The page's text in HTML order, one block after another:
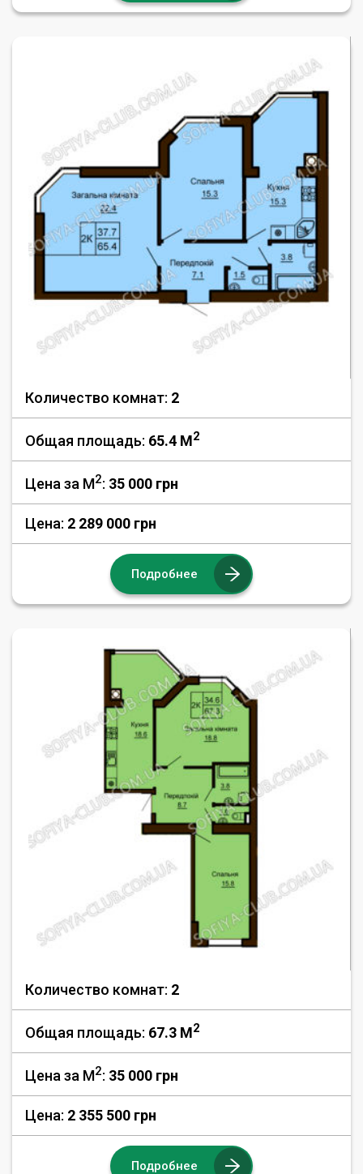
Количество комнат: 2
Общая площадь: 65.4 M2
Цена за М2: 35 000 грн
Цена: 2 289 000 грн
Подробнее
Количество комнат: 2
Общая площадь: 67.3 M2
Цена за М2: 35 000 грн
Цена: 2 355 500 грн
Подробнее